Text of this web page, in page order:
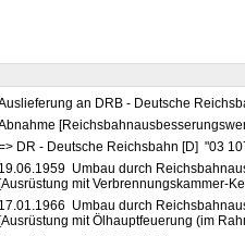
an DRB - Deutsche
DR - Deutsche Reichsbahn [D] "03
19.06.1959 Umbau durch
[Ausrüstung mit Verbrennungskammer-
17.01.1966 Umbau durch
[Ausrüstung mit Ölhauptfeuerung (im